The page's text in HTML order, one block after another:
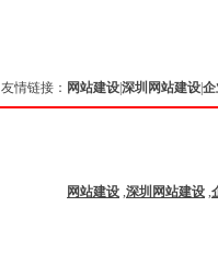
友情链接： 网站建设深圳网站建设
网站建设 ,深圳网站建设 ,